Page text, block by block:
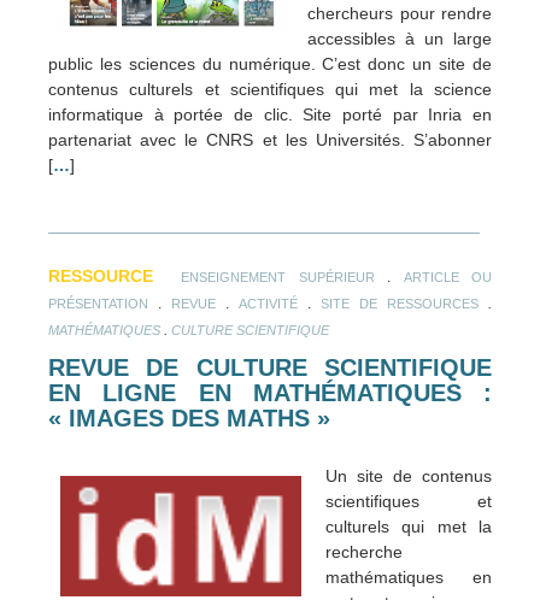
chercheurs pour rendre
accessibles à un large
public les sciences du numérique. C’est donc un site de
contenus culturels et scientifiques qui met la science
informatique à portée de clic. Site porté par Inria en
partenariat avec le CNRS et les Universités. S’abonner
[…]
RESSOURCE ENSEIGNEMENT SUPÉRIEUR
ARTICLE OU
PRÉSENTATION
REVUE ACTIVITÉ SITE DE RESSOURCES
MATHÉMATIQUES CULTURE SCIENTIFIQUE
REVUE DE CULTURE SCIENTIFIQUE
EN LIGNE EN MATHÉMATIQUES :
« IMAGES DES MATHS »
Un site de contenus
scientifiques et
culturels qui met la
recherche
mathématiques en